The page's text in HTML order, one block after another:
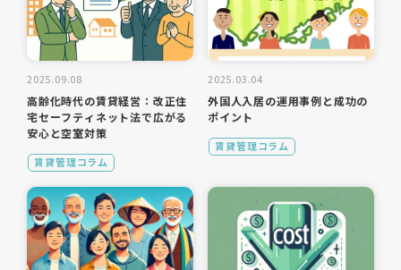
2025.09.08
高齢化時代の賃貸経営：改正住
宅セーフティネット法で広がる
安心と空室対策
賃貸管理コラム
2025.03.04
外国人入居の運用事例と成功の
ポイント
賃貸管理コラム